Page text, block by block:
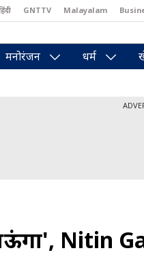
GNTTV Malayalam
मनोरंजन धर्म
Nitin